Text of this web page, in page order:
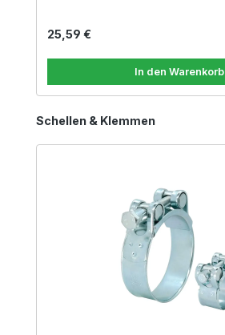
Regulärer Preis:
25,59 €
In den Warenkorb
Produktgalerie überspringen
Schellen & Klemmen